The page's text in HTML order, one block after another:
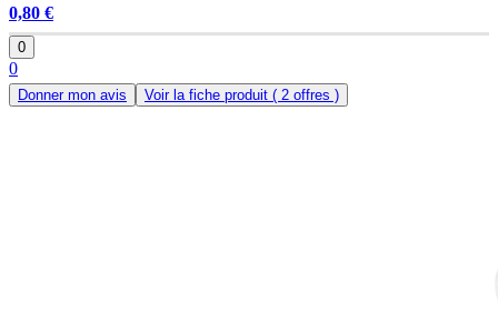
0,80 €
0
0
Donner mon avis Voir la fiche produit ( 2 offres )